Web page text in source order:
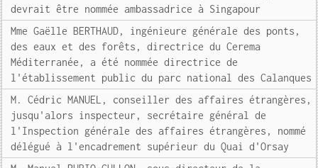
devrait être nommée ambassadrice à Singapour
Mme Gaëlle BERTHAUD, ingénieure générale des ponts,
des eaux et des forêts, directrice du Cerema
Méditerranée, a été nommée directrice de
l'établissement public du parc national des Calanques
M. Cédric MANUEL, conseiller des affaires étrangères,
jusqu'alors inspecteur, secrétaire général de
l'Inspection générale des affaires étrangères, nommé
délégué à l'encadrement supérieur du Quai d'Orsay